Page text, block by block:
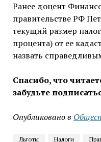
Ранее доцент
правительстве РФ
текущий размер
процента) от ее
назвать
Спасибо, что
забудьте
Опубликовано в
Льготы Налоги